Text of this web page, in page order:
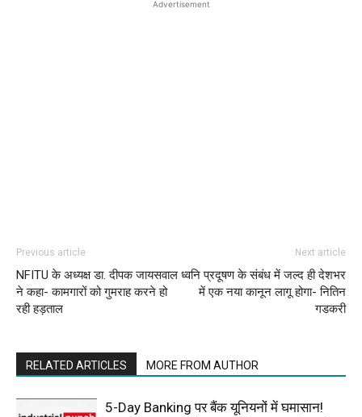
Advertisement
Previous article
NFITU के अध्यक्ष डा. दीपक जायसवाल
ने कहा- कामगारों को गुमराह करने हो
रही हड़ताल
Next article
ध्‍वनि प्रदूषण के संबंध में जल्‍द ही देशभर
में एक नया कानून लागू होगा- नितिन
गडकरी
RELATED ARTICLES MORE FROM AUTHOR
5-Day Banking पर बैंक यूनियनों में घमासान!